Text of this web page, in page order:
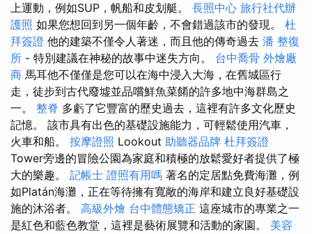
上運動，例如SUP，帆船和皮划艇。 長照中心 旅行社代辦
護照 如果您想回到另一個年齡，不會錯過該市的發現。 杜
拜簽證 他的建築不僅令人著迷，而且他的傳奇過去 潘 整復
所 - 特別建議在神秘的故事中迷失方向。 台中喬骨 外燴廠
商 馬耳他不僅僅是您可以在海中浸入大海，在舊城區行
走，徒步到古代廢墟並品嚐鮮魚菜餚的許多地中海群島之
一。 整脊 多虧了它豐富的歷史過去，這裡有許多文化歷史
記憶。 該市具有出色的基礎設施能力，可輕鬆使用汽車，
火車和船。 按摩證照 Lookout 助聽器品牌 杜拜簽證
Tower旁邊的冒險公園為家庭和積極的放鬆愛好者提供了極
大的樂趣。 記帳士 證照有用嗎 著名的定居點免費海灘，例
如Platán海灘，正在等待擁有寬敞的海岸和建立良好基礎設
施的沐浴者。 高級外燴 台中體態矯正 這座城市的專業之一
是紅色和藍色教堂，這裡是藝術展覽和活動的家園。 美容